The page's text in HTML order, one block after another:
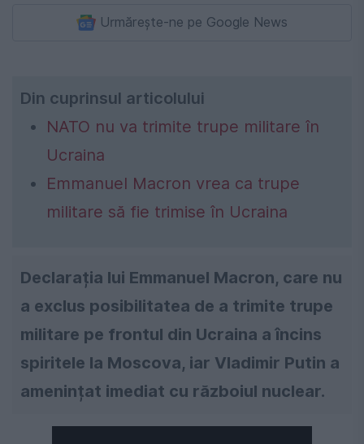
Urmărește-ne pe Google News
Din cuprinsul articolului
NATO nu va trimite trupe militare în
Ucraina
Emmanuel Macron vrea ca trupe
militare să fie trimise în Ucraina
Declarația lui Emmanuel Macron, care nu
a exclus posibilitatea de a trimite trupe
militare pe frontul din Ucraina a încins
spiritele la Moscova, iar Vladimir Putin a
amenințat imediat cu războiul nuclear.